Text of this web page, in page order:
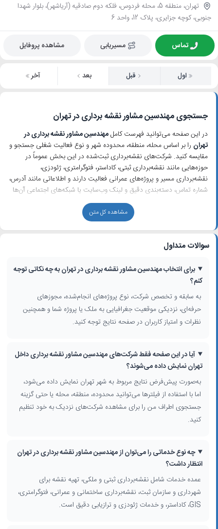
تهران، منطقه 5، محله فردوس، فلکه دوم صادقیه (آریاشهر)، بلوار شهدا
جنوبی، کوچه جزایری، پلاک 12، واحد 6
تماس مسیریابی مشاهده پروفایل
اول قبل بعد آخر
جستجوی مهندسین مشاور نقشه برداری در تهران
در این صفحه می‌توانید فهرست کاملمهندسین مشاور نقشه برداری در
تهران را بر اساس محله، منطقه، محدوده شهر و نوع فعالیت شغلی جستجو و
مقایسه کنید. شرکت‌های نقشه‌برداری ثبت‌شده در این بخش عموماً در
حوزه‌هایی مانند نقشه‌برداری ثبتی، کاداستر، فتوگرامتری، ژئودزی،
نقشه‌برداری مسیر و پروژه‌های عمرانی فعالیت دارند و اطلاعاتی مانند آدرس،
شماره تماس، دسته‌بندی دقیق و لینک وب‌سایت یا شبکه‌های اجتماعی آن‌ها
چگونه بهترین شرکت نقشه برداری تهران را انتخاب کنیم؟
هم مقایسه کنید: سابقه فعالیت و تجربه تیم مهندسی، نوع پروژه‌های
حرفه‌ای، و نظرات یا امتیاز کاربران. در صفحه نتایج، می‌توانید با استفاده از
فیلترهای استان، شهر، منطقه، محله و حتی گزینه «جستجوی اطراف من»،
نزدیک‌ترین
مشاور نقشه برداری به موقعیت جغرافیایی خود را پیدا کنید.
خدمات متداول مهندسین مشاور نقشه برداری در تهران
شرکت‌های ثبت‌شده در این دسته، طیف متنوعی ازخدمات تخصصی نقشه
نقشه‌برداری ثبتی و تهیه نقشه برای امور ثبتی، شهرداری و دفاتر اسناد رسمی
طراحی و تهیه نقشه‌های توپوگرافی، GIS و نقشه‌های کاداستر شهری
نقشه‌برداری ساختمانی و عمرانی برای پروژه‌های ساخت‌وساز و راه‌سازی
خدمات فتوگرامتری هوایی با پهپاد و تصاویر ماهواره‌ای
ژئودزی، ترازیابی دقیق و کنترل نشست سازه‌ها
در پروفایل هر کسب‌وکار، می‌توانید جزئیات بیشتری درباره نمونه پروژه‌ها،
تخصص‌های خاص هر شرکت و حوزه‌های تحت پوشش در تهران و حومه
قیمت خدمات نقشه برداری در تهران و مقایسه شرکت‌ها
قیمت نقشه برداری در تهران
مورد نیاز، و استفاده از تکنولوژی‌های پیشرفته تعیین می‌شود. در این صفحه
امکان مقایسه کلی شرکت‌ها از نظر نوع خدمات، تخصص‌ها و امتیازدهی
کاربران وجود دارد تا بتوانید متناسب با بودجه و سطح کیفیت مدنظر، بهترین
مشاهده کل متن
سوالات متداول
برای انتخاب مهندسین مشاور نقشه برداری در تهران به چه نکاتی توجه
کنم؟
به سابقه و تخصص شرکت، نوع پروژه‌های انجام‌شده، مجوزهای
حرفه‌ای، نزدیکی موقعیت جغرافیایی به ملک یا پروژه شما و همچنین
نظرات و امتیاز کاربران در صفحه نتایج توجه کنید.
آیا در این صفحه فقط شرکت‌های مهندسین مشاور نقشه برداری داخل
تهران نمایش داده می‌شوند؟
به‌صورت پیش‌فرض نتایج مربوط به شهر تهران نمایش داده می‌شود،
اما با استفاده از فیلترها می‌توانید محدوده، منطقه، محله یا حتی گزینه
جستجوی اطراف من را برای مشاهده شرکت‌های نزدیک به خود تنظیم
کنید.
چه نوع خدماتی را می‌توان از مهندسین مشاور نقشه برداری در تهران
انتظار داشت؟
عمده خدمات شامل نقشه‌برداری ثبتی و ملکی، تهیه نقشه برای
شهرداری و سازمان ثبت، نقشه‌برداری ساختمانی و عمرانی، فتوگرامتری،
GIS، کاداستر، و خدمات ژئودزی و ترازیابی دقیق است.